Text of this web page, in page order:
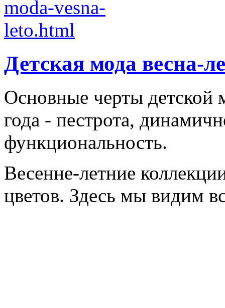
Детская мода весна-
Основные черты детской
года - пестрота,
функциональность.
Весенне-летние
цветов. Здесь мы видим